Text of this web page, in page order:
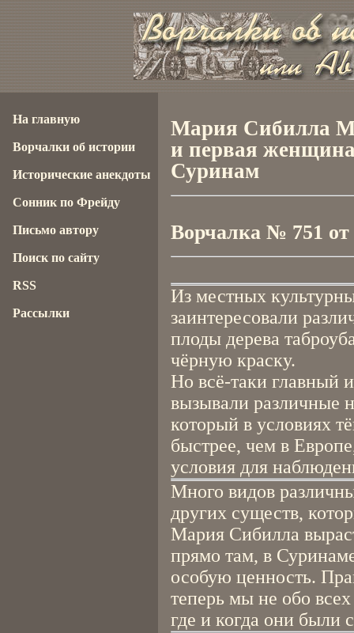
Мария Сибилла
и первая
Суринам
Ворчалка № 751 от
Из местных
заинтересовали
плоды дерева
чёрную краску.
Но всё-таки главный
вызывали различные
который в условиях
быстрее, чем в
условия для
Много видов
других существ,
Мария Сибилла
прямо там, в
особую ценность.
теперь мы не обо
где и когда они были
На главную
Ворчалки об истории
Исторические анекдоты
Сонник по Фрейду
Письмо автору
Поиск по сайту
RSS
Рассылки